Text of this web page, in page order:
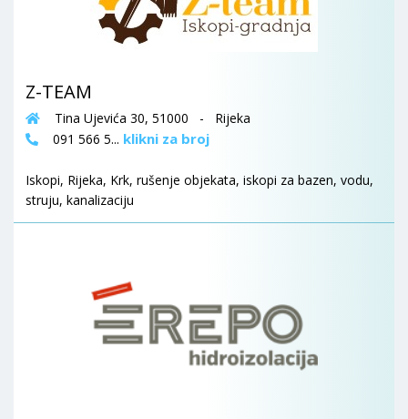
Z-TEAM
Tina Ujevića 30, 51000 - Rijeka
091 566 5... klikni za broj
Iskopi, Rijeka, Krk, rušenje objekata, iskopi za bazen, vodu,
struju, kanalizaciju